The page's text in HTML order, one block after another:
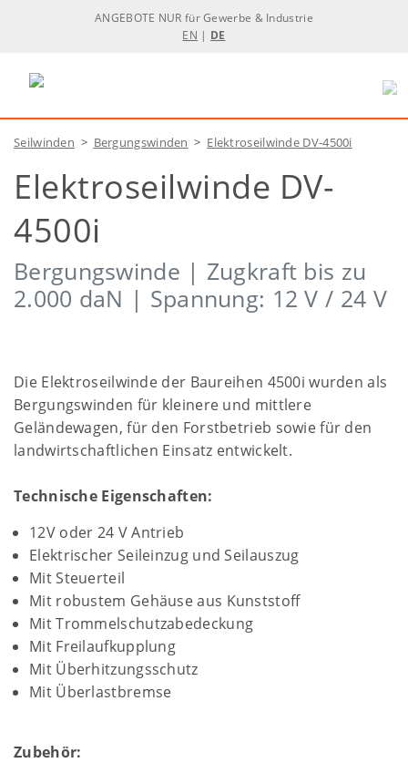
ANGEBOTE NUR für Gewerbe & Industrie
EN | DE
Seilwinden > Bergungswinden > Elektroseilwinde DV-4500i
Elektroseilwinde DV-
4500i
Bergungswinde | Zugkraft bis zu
2.000 daN | Spannung: 12 V / 24 V
Die Elektroseilwinde der Baureihen 4500i wurden als
Bergungswinden für kleinere und mittlere
Geländewagen, für den Forstbetrieb sowie für den
landwirtschaftlichen Einsatz entwickelt.
Technische Eigenschaften:
12V oder 24 V Antrieb
Elektrischer Seileinzug und Seilauszug
Mit Steuerteil
Mit robustem Gehäuse aus Kunststoff
Mit Trommelschutzabedeckung
Mit Freilaufkupplung
Mit Überhitzungsschutz
Mit Überlastbremse
Zubehör: